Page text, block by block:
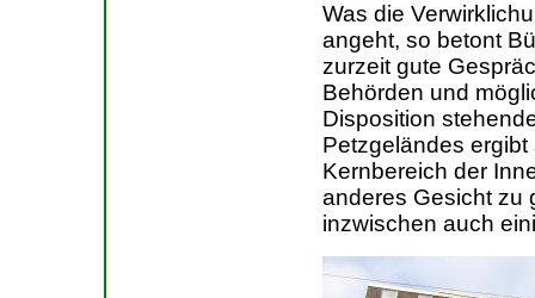
Was die
angeht, so betont
zurzeit gute
Behörden und
Disposition
Petzgeländes
Kernbereich der
anderes Gesicht zu
inzwischen auch